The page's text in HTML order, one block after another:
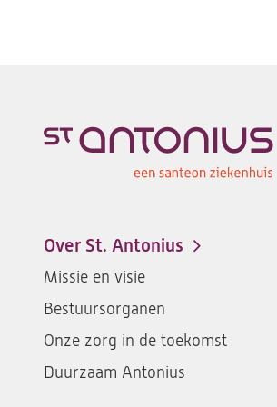
Footer-
menu
Over St. Antonius
Missie en visie
Bestuursorganen
Onze zorg in de toekomst
Duurzaam Antonius